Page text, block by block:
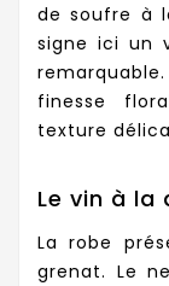
de soufre à
signe ici un
finesse
texture
Le vin à
La robe
grenat. Le